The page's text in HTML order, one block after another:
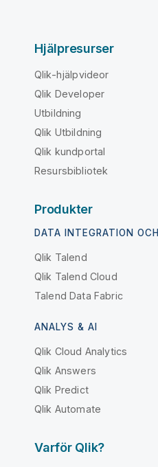
Hjälpresurser
Qlik-hjälpvideor
Qlik Developer
Utbildning
Qlik Utbildning
Qlik kundportal
Resursbibliotek
Produkter
DATA INTEGRATION
Qlik Talend
Qlik Talend Cloud
Talend Data Fabric
ANALYS & AI
Qlik Cloud Analytics
Qlik Answers
Qlik Predict
Qlik Automate
Varför Qlik?